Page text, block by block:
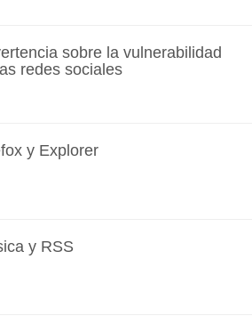
sobre la vulnerabilidad
redes sociales
y Explorer
y RSS